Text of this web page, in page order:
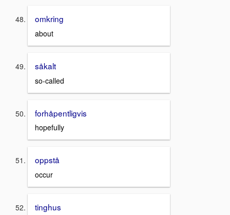
omkring
about
såkalt
so-called
forhåpentligvis
hopefully
oppstå
occur
tinghus